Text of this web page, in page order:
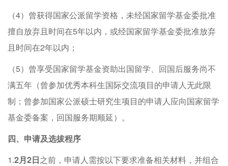
（4）曾获得国家公派留学资格，未经国家留学基金委批准
擅自放弃且时间在5年以内，或经国家留学基金委批准放弃
且时间在2年以内；
（5）曾享受国家留学基金资助出国留学、回国后服务尚不
满五年（曾参加优秀本科生国际交流项目的申请人无此限
制；曾参加国家公派硕士研究生项目的申请人应向国家留学
基金委备案，回国服务期顺延）。
四、申请及选拔程序
1.2月2日之前，申请人需按以下要求准备相关材料，并组合